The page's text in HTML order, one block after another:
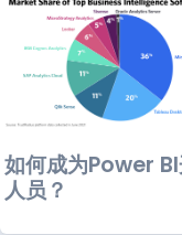
如何成为Power
人员？